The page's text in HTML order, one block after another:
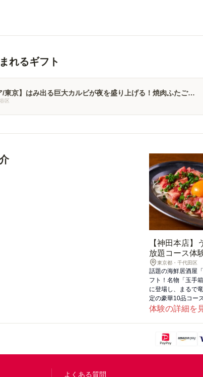
れるギフト
/東京】はみ出る巨大カルビが夜を盛り上げる！焼肉ふたごの
区
【神田本店】
放題コース体
東京都・千代田区
話題の海鮮居酒屋
フト！名物「玉手
に登場し、まるで
定の豪華10品コー
でご堪能いただけ
い（3名様以上の
体験の詳細を
よくある質問